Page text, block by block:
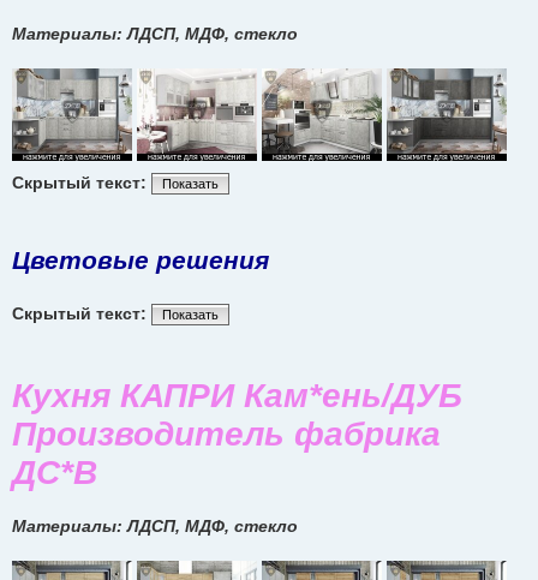
Материалы: ЛДСП, МДФ, стекло
Скрытый текст: Показать
Цветовые решения
Скрытый текст: Показать
Кухня КАПРИ Кам*ень/ДУБ
Производитель фабрика
ДС*В
Материалы: ЛДСП, МДФ, стекло